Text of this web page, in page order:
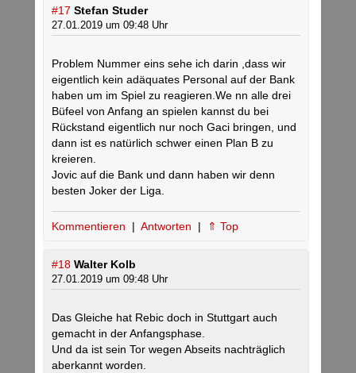
#17 Stefan Studer
27.01.2019 um 09:48 Uhr
Problem Nummer eins sehe ich darin ,dass wir
eigentlich kein adäquates Personal auf der Bank
haben um im Spiel zu reagieren.We nn alle drei
Büfeel von Anfang an spielen kannst du bei
Rückstand eigentlich nur noch Gaci bringen, und
dann ist es natürlich schwer einen Plan B zu
kreieren.
Jovic auf die Bank und dann haben wir denn
besten Joker der Liga.
Kommentieren | Antworten | ⇑ Top
#18 Walter Kolb
27.01.2019 um 09:48 Uhr
Das Gleiche hat Rebic doch in Stuttgart auch
gemacht in der Anfangsphase.
Und da ist sein Tor wegen Abseits nachträglich
aberkannt worden.